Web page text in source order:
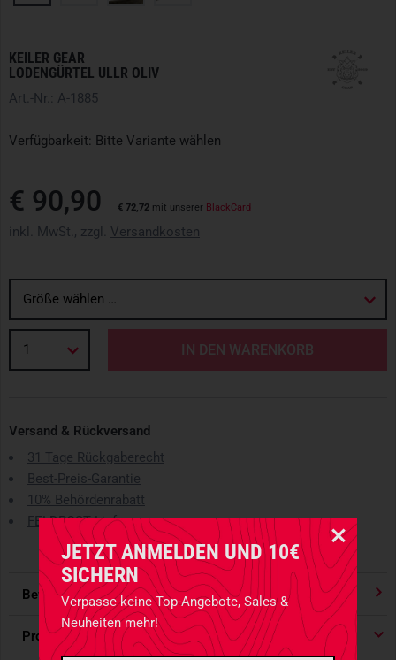
JETZT ANMELDEN UND 10€
SICHERN
Verpasse keine Top-Angebote, Sales &
Neuheiten mehr!
KEILER GEAR
LODENGÜRTEL ULLR OLIV
Art.-Nr.: A-1885
Verfügbarkeit: Bitte Variante wählen
€ 90,90 € 72,72 mit unserer BlackCard
inkl. MwSt., zzgl. Versandkosten
Größe wählen …
1 IN DEN WARENKORB
Versand & Rückversand
31 Tage Rückgaberecht
Best-Preis-Garantie
10% Behördenrabatt
FELDPOST Lieferungen
Bewertungen 4.91/ 5 Sternen
Produktdetails